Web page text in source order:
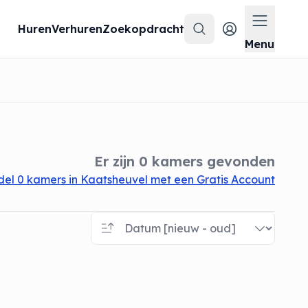
HurenVerhurenZoekopdracht
Zoeken
Menu
Menu
Er zijn 0 kamers gevonden
0 kamers in Kaatsheuvel met een Gratis Account